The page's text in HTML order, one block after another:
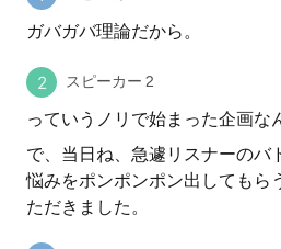
ガバガバ理論だから。
スピーカー 2
っていうノリで始まった企画な
で、当日ね、急遽リスナーのバ
悩みをポンポンポン出してもら
ただきました。